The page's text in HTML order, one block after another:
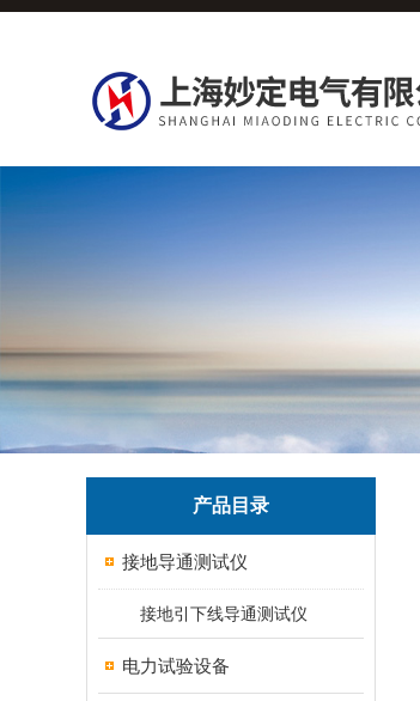
产品目录
接地导通测试仪
接地引下线导通测试仪
电力试验设备